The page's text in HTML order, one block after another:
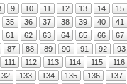
9 10 11 12 13 14 15
35 36 37 38 39 40 41
61 62 63 64 65 66 67
87 88 89 90 91 92 93
111 112 113 114 115 116
133 134 135 136 137